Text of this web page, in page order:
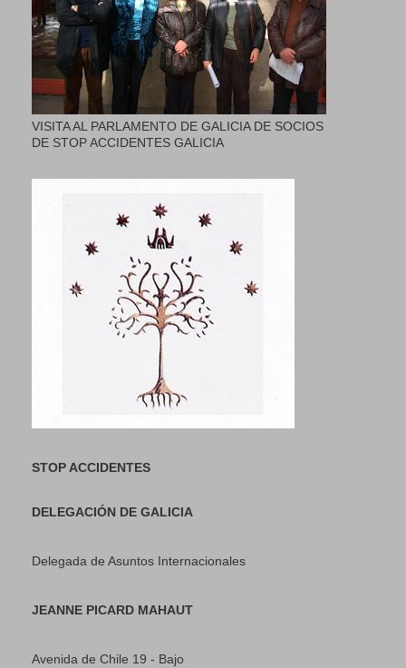
VISITA AL PARLAMENTO DE GALICIA DE SOCIOS
DE STOP ACCIDENTES GALICIA
STOP ACCIDENTES
DELEGACIÓN DE GALICIA
Delegada de Asuntos Internacionales
JEANNE PICARD MAHAUT
Avenida de Chile 19 - Bajo